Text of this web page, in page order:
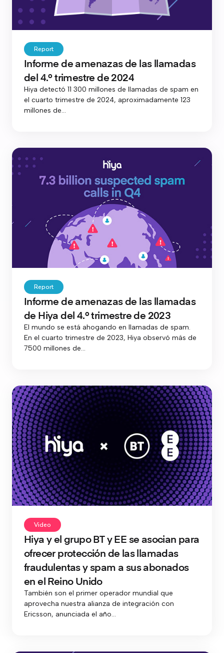
Report
Informe de amenazas de las llamadas
del 4.º trimestre de 2024
Hiya detectó 11 300 millones de llamadas de spam en
el cuarto trimestre de 2024, aproximadamente 123
millones de...
Report
Informe de amenazas de las llamadas
de Hiya del 4.º trimestre de 2023
El mundo se está ahogando en llamadas de spam.
En el cuarto trimestre de 2023, Hiya observó más de
7500 millones de...
Video
Hiya y el grupo BT y EE se asocian para
ofrecer protección de las llamadas
fraudulentas y spam a sus abonados
en el Reino Unido
También son el primer operador mundial que
aprovecha nuestra alianza de integración con
Ericsson, anunciada el año...